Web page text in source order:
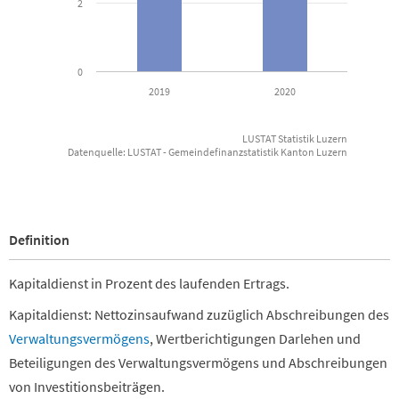
2019 2020
0
2
LUSTAT Statistik Luzern
Datenquelle: LUSTAT - Gemeindefinanzstatistik Kanton Luzern
Definition
Kapitaldienst in Prozent des laufenden Ertrags.
Kapitaldienst: Nettozinsaufwand zuzüglich Abschreibungen des
Verwaltungsvermögens, Wertberichtigungen Darlehen und
Beteiligungen des Verwaltungsvermögens und Abschreibungen
von Investitionsbeiträgen.